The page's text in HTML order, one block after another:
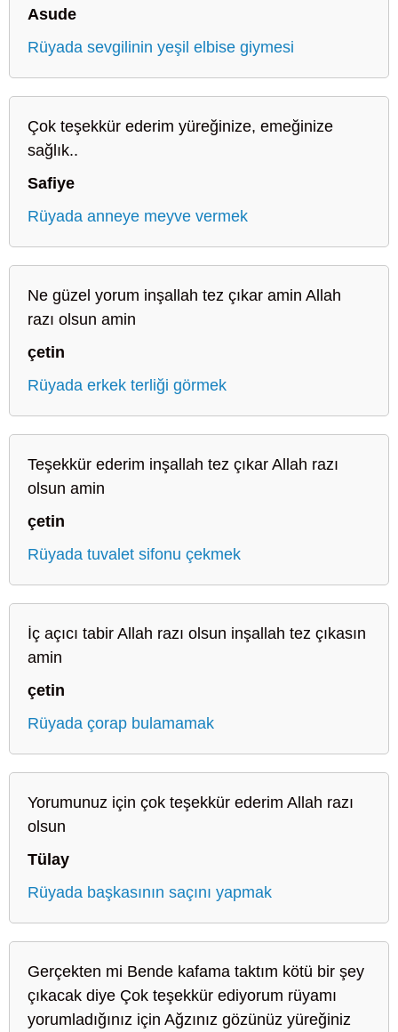
Asude
Rüyada sevgilinin yeşil elbise giymesi
Çok teşekkür ederim yüreğinize, emeğinize
sağlık..
Safiye
Rüyada anneye meyve vermek
Ne güzel yorum inşallah tez çıkar amin Allah
razı olsun amin
çetin
Rüyada erkek terliği görmek
Teşekkür ederim inşallah tez çıkar Allah razı
olsun amin
çetin
Rüyada tuvalet sifonu çekmek
İç açıcı tabir Allah razı olsun inşallah tez çıkasın
amin
çetin
Rüyada çorap bulamamak
Yorumunuz için çok teşekkür ederim Allah razı
olsun
Tülay
Rüyada başkasının saçını yapmak
Gerçekten mi Bende kafama taktım kötü bir şey
çıkacak diye Çok teşekkür ediyorum rüyamı
yorumladığınız için Ağzınız gözünüz yüreğiniz